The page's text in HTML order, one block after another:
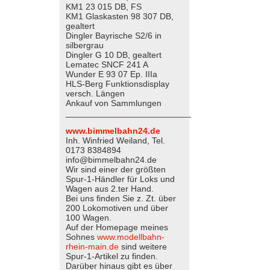
KM1 23 015 DB, FS
KM1 Glaskasten 98 307 DB,
gealtert
Dingler Bayrische S2/6 in
silbergrau
Dingler G 10 DB, gealtert
Lematec SNCF 241 A
Wunder E 93 07 Ep. IIIa
HLS-Berg Funktionsdisplay
versch. Längen
Ankauf von Sammlungen
www.bimmelbahn24.de
Inh. Winfried Weiland, Tel.
0173 8384894
info@bimmelbahn24.de
Wir sind einer der größten
Spur-1-Händler für Loks und
Wagen aus 2.ter Hand.
Bei uns finden Sie z. Zt. über
200 Lokomotiven und über
100 Wagen.
Auf der Homepage meines
Sohnes www.modellbahn-
rhein-main.desind weitere
Spur-1-Artikel zu finden.
Darüber hinaus gibt es über